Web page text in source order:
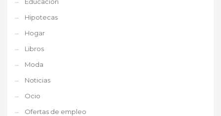
Hipotecas
Hogar
Libros
Moda
Noticias
Ocio
Ofertas de empleo